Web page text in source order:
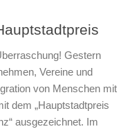
Gestern
Vereine und
von Menschen mit
dem „Hauptstadtpreis
ausgezeichnet. Im